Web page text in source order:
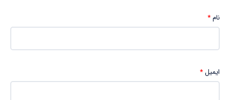
نام*
ایمیل*